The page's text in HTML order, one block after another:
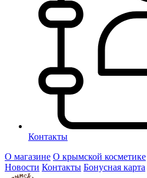
Контакты
О магазине О крымской косметике
Новости Контакты Бонусная карта